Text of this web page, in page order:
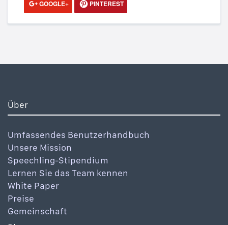
GOOGLE+
PINTEREST
Über
Umfassendes Benutzerhandbuch
Unsere Mission
Speechling-Stipendium
Lernen Sie das Team kennen
White Paper
Preise
Gemeinschaft